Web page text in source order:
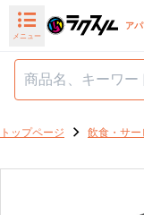
メニュー
ア
トップページ 飲食・サー